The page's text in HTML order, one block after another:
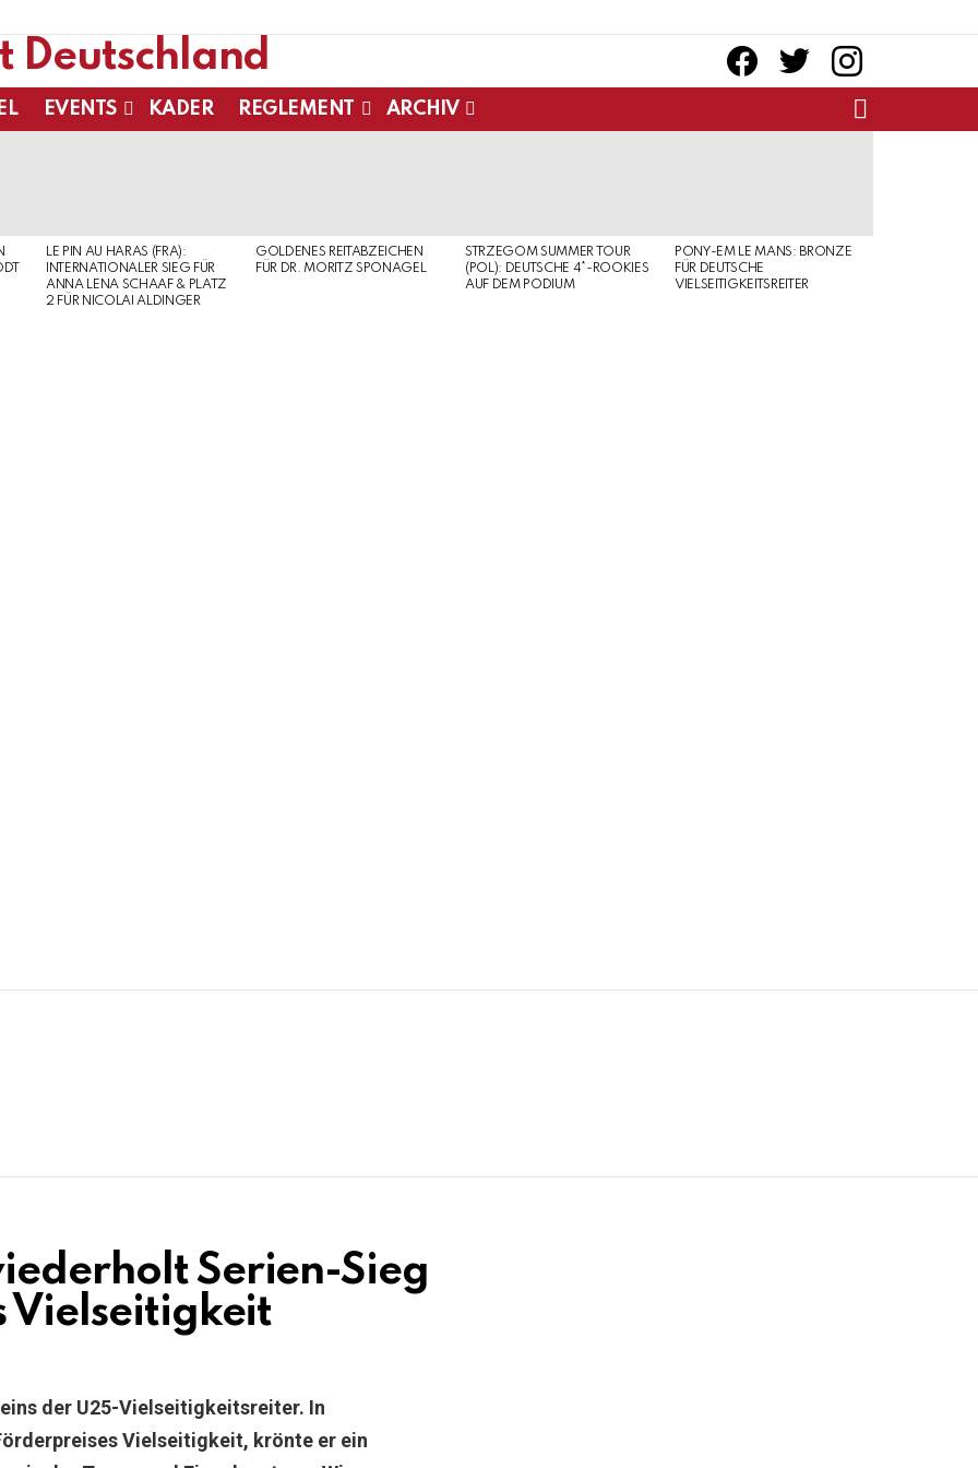
facebooktwitter instagram
EVENTS KADER REGLEMENT ARCHIV
LE PIN AU HARAS (FRA):
INTERNATIONALER SIEG FÜR
ANNA LENA SCHAAF & PLATZ
2 FÜR NICOLAI ALDINGER
GOLDENES REITABZEICHEN
FÜR DR. MORITZ SPONAGEL
STRZEGOM SUMMER TOUR
(POL): DEUTSCHE 4*-ROOKIES
AUF DEM PODIUM
PONY-EM LE MANS: BRONZE
FÜR DEUTSCHE
VIELSEITIGKEITSREITER
Serien-Sieg
Vielseitigkeit
der U25-Vielseitigkeitsreiter. In
Vielseitigkeit, krönte er ein